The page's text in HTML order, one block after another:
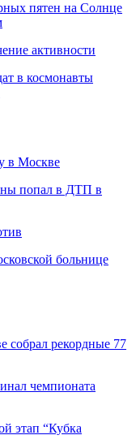
пятен на Солнце
активности
в космонавты
в Москве
попал в ДТП в
больнице
собрал рекордные 77
чемпионата
этап “Кубка